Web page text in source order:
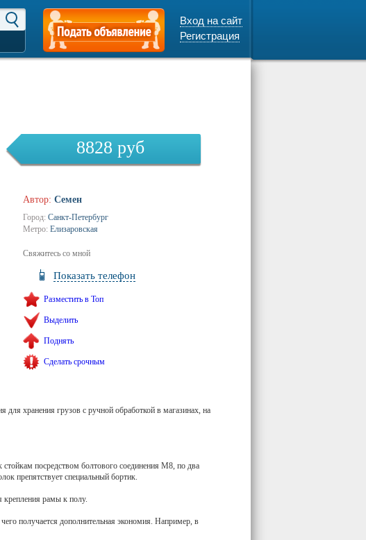
Вход на сайт
Регистрация
8828 руб
Автор: Семен
Город: Санкт-Петербург
Метро: Елизаровская
Свяжитесь со мной
Показать телефон
Разместить в Топ
Выделить
Поднять
Сделать срочным
хранения грузов с ручной обработкой в магазинах, на
посредством болтового соединения М8, по два
препятствует специальный бортик.
крепления рамы к полу.
получается дополнительная экономия. Например, в